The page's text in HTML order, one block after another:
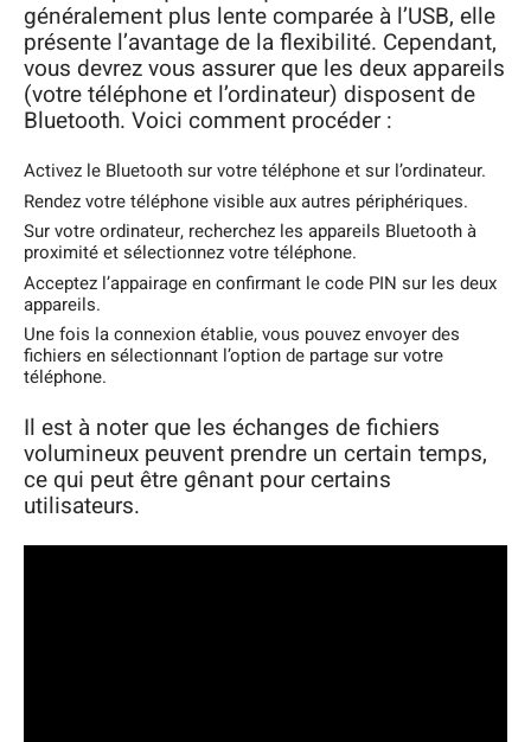
généralement plus lente comparée à l’USB, elle
présente l’avantage de la flexibilité. Cependant,
vous devrez vous assurer que les deux appareils
(votre téléphone et l’ordinateur) disposent de
Bluetooth. Voici comment procéder :
Activez le Bluetooth sur votre téléphone et sur l’ordinateur.
Rendez votre téléphone visible aux autres périphériques.
Sur votre ordinateur, recherchez les appareils Bluetooth à
proximité et sélectionnez votre téléphone.
Acceptez l’appairage en confirmant le code PIN sur les deux
appareils.
Une fois la connexion établie, vous pouvez envoyer des
fichiers en sélectionnant l’option de partage sur votre
téléphone.
Il est à noter que les échanges de fichiers
volumineux peuvent prendre un certain temps,
ce qui peut être gênant pour certains
utilisateurs.